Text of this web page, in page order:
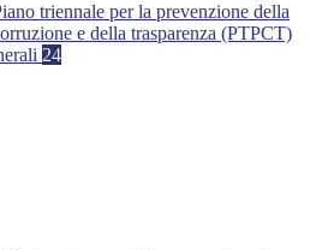
triennale per la prevenzione della
e della trasparenza (PTPCT)
24